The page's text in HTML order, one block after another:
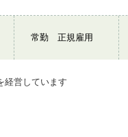
常勤 正規雇用
経営しています